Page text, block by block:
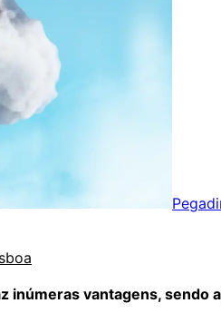
inúmeras vantagens, sendo